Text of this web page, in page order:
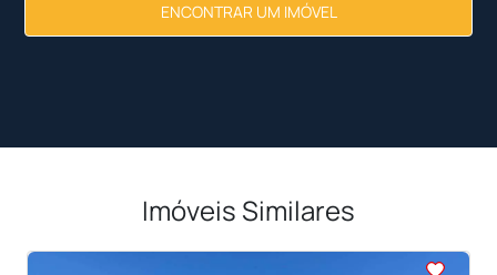
ENCONTRAR UM IMÓVEL
Imóveis Similares